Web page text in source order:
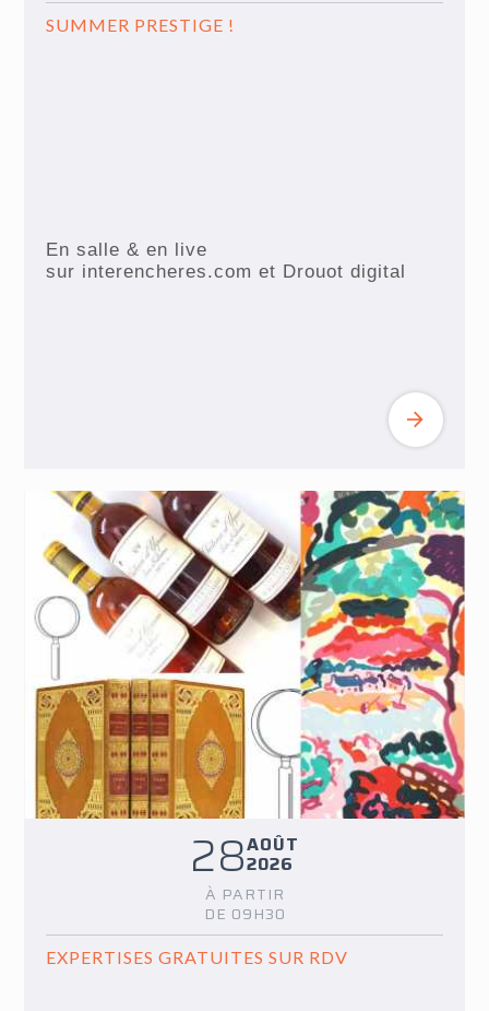
SUMMER PRESTIGE !
En salle & en live
sur interencheres.com et Drouot digital
28AOÛT
2026
À PARTIR
DE 09H30
EXPERTISES GRATUITES SUR RDV